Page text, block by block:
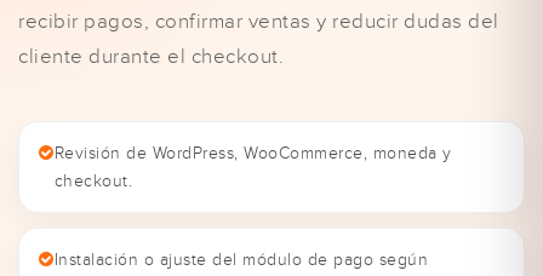
recibir pagos, confirmar ventas y reducir dudas del
cliente durante el checkout.
Revisión de WordPress, WooCommerce, moneda y
checkout.
Instalación o ajuste del módulo de pago según